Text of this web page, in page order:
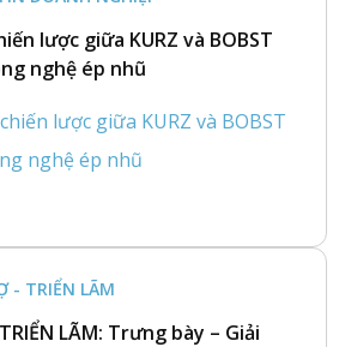
lược giữa KURZ và BOBST
nghệ ép nhũ
- TRIỂN LÃM
LÃM: Trưng bày – Giải